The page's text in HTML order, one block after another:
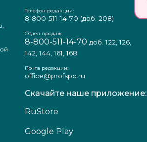
Телефон редакции:
8-800-511-14-70 (доб. 208)
Отдел продаж
8-800-511-14-70 доб. 122, 126,
142, 144, 161, 168
Почта редакции:
office@profspo.ru
Скачайте наше приложение:
RuStore
Google Play